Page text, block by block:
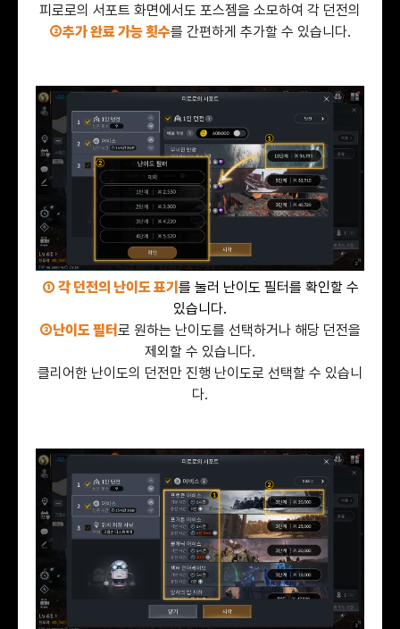
피로로의 서포트 화면에서도 포스젬을 소모하여 각 던전의
②추가 완료 가능 횟수를 간편하게 추가할 수 있습니다.
① 각 던전의 난이도 표기 를 눌러 난이도 필터를 확인할 수
있습니다.
②난이도 필터 로 원하는 난이도를 선택하거나 해당 던전을
제외할 수 있습니다.
클리어한 난이도의 던전만 진행 난이도로 선택할 수 있습니
다.